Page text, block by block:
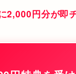
2,000円分が即